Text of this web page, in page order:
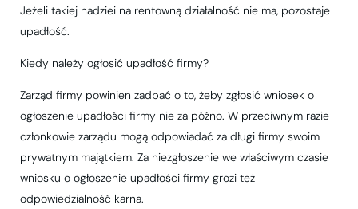
Jeżeli takiej nadziei na rentowną działalność nie ma, pozostaje
upadłość.
Kiedy należy ogłosić upadłość firmy?
Zarząd firmy powinien zadbać o to, żeby zgłosić wniosek o
ogłoszenie upadłości firmy nie za późno. W przeciwnym razie
członkowie zarządu mogą odpowiadać za długi firmy swoim
prywatnym majątkiem. Za niezgłoszenie we właściwym czasie
wniosku o ogłoszenie upadłości firmy grozi też
odpowiedzialność karna.